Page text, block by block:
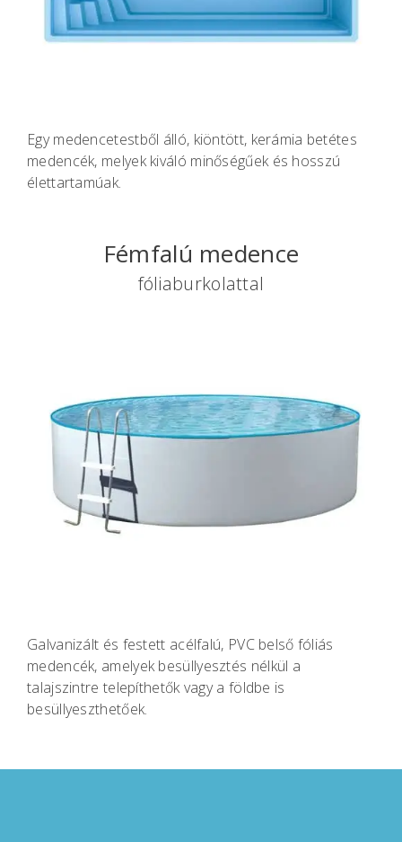
Egy medencetestből álló, kiöntött, kerámia betétes
medencék, melyek kiváló minőségűek és hosszú
élettartamúak.
Fémfalú medence
fóliaburkolattal
Galvanizált és festett acélfalú, PVC belső fóliás
medencék, amelyek besüllyesztés nélkül a
talajszintre telepíthetők vagy a földbe is
besüllyeszthetőek.